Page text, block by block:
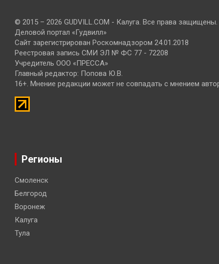
© 2015 – 2026 GUDVILL.COM - Калуга. Все права защищены.
Деловой портал «Гудвилл»
Сайт зарегистрирован Роскомнадзором 24.01.2018
Реестровая запись СМИ ЭЛ № ФС 77 - 72208
Учредитель ООО «ПРЕССА»
Главный редактор: Попова Ю.В.
16+. Мнение редакции может не совпадать с мнением
Регионы
Смоленск
Белгород
Воронеж
Калуга
Тула